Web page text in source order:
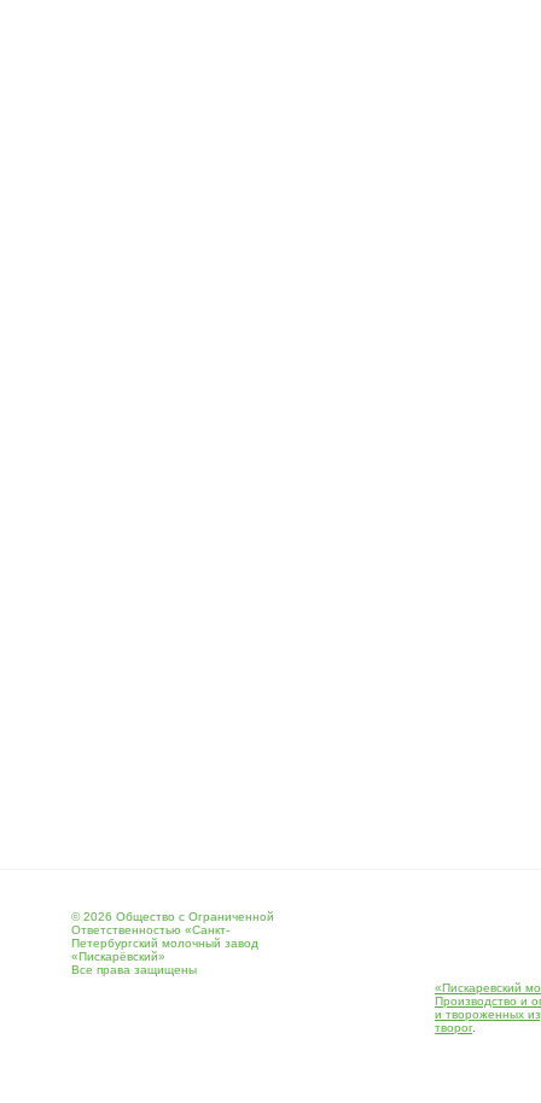
© 2026 Общество с Ограниченной
Ответственностью «Санкт-
Петербургский молочный завод
«Пискарёвский»
Все права защищены
«Пискаревский
Производство и
и твороженных
творог.